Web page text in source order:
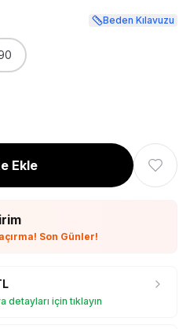
Beden Kılavuzu
Ekle
Son Günler!
detayları için tıklayın